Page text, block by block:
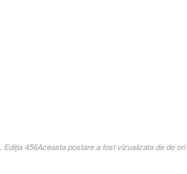
,Ediţia 456Aceasta postare a fost vizualizata de de ori